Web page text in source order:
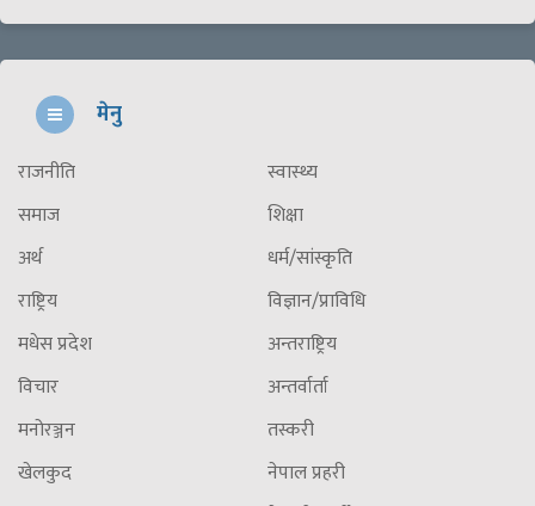
मेनु
राजनीति
समाज
अर्थ
राष्ट्रिय
मधेस प्रदेश
विचार
मनोरञ्जन
खेलकुद
स्वास्थ्य
शिक्षा
धर्म/सांस्कृति
विज्ञान/प्राविधि
अन्तराष्ट्रिय
अन्तर्वार्ता
तस्करी
नेपाल प्रहरी